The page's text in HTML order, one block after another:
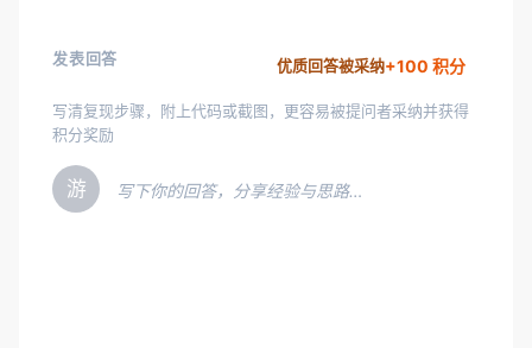
发表回答 优质回答被采纳+100 积分
写清复现步骤，附上代码或截图，更容易被提问者采纳并获得
积分奖励
游 写下你的回答，分享经验与思路…